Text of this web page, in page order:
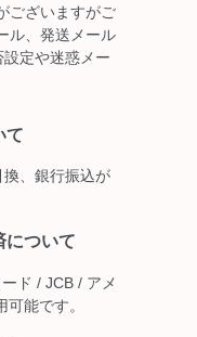
ございますがご
ル、発送メール
定や迷惑メー
て
、銀行振込が
について
ド / JCB / アメ
能です。